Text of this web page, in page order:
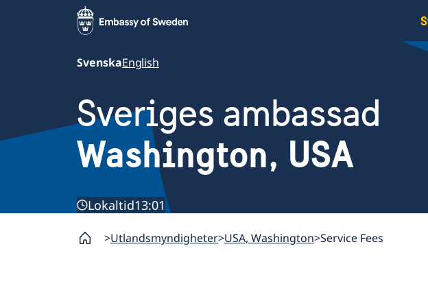
SvenskaEnglish
Sveriges ambassad
Washington, USA
Lokaltid13:01
Utlandsmyndigheter USA, Washington Service Fees